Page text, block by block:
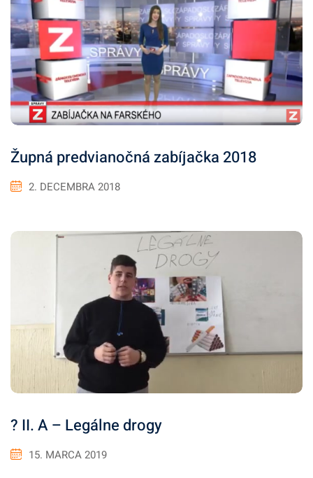
Župná predvianočná zabíjačka 2018
2. DECEMBRA 2018
? II. A – Legálne drogy
15. MARCA 2019